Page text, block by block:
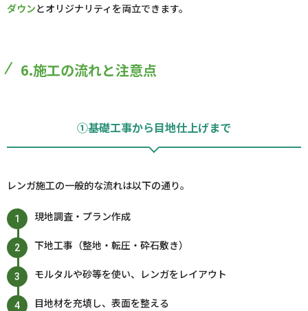
ダウンとオリジナリティを両立できます。
6.施工の流れと注意点
①基礎工事から目地仕上げまで
レンガ施工の一般的な流れは以下の通り。
現地調査・プラン作成
下地工事（整地・転圧・砕石敷き）
モルタルや砂等を使い、レンガをレイアウト
目地材を充填し、表面を整える